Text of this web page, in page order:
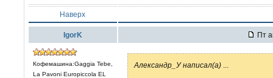
Наверх
IgorK Пт
Кофемашина:Gaggia Tebe,
La Pavoni Europiccola EL
Александр_У написал(а)